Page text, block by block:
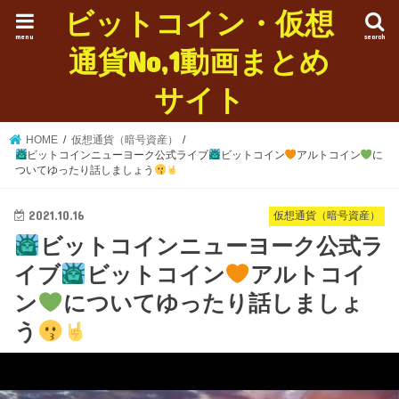
ビットコイン・仮想
通貨No,1動画まとめ
サイト
search
menu
HOME
仮想通貨（暗号資産）
ビットコインニューヨーク公式ライブ
ビットコイン アルトコイン
に
ついてゆったり話しましょう
仮想通貨（暗号資産）
2021.10.16
ビットコインニューヨーク公式ラ
イブ
ビットコイン
アルトコイ
ン
についてゆったり話しましょ
う